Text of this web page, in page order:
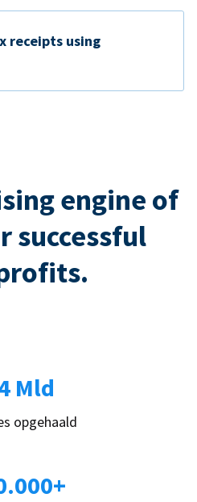
receipts using
engine of
successful
Mld
opgehaald